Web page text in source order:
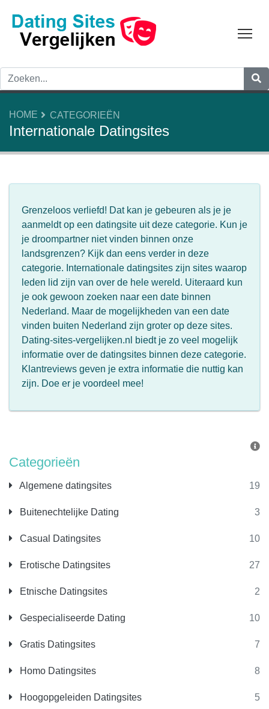
HOME CATEGORIEËN
Internationale Datingsites
Categorieën
Algemene datingsites 19
Buitenechtelijke Dating 3
Casual Datingsites 10
Erotische Datingsites 27
Etnische Datingsites 2
Gespecialiseerde Dating 10
Gratis Datingsites 7
Homo Datingsites 8
Hoogopgeleiden Datingsites 5
Grenzeloos verliefd! Dat kan je gebeuren als je je
aanmeldt op een datingsite uit deze categorie. Kun je
je droompartner niet vinden binnen onze
landsgrenzen? Kijk dan eens verder in deze
categorie. Internationale datingsites zijn sites waarop
leden lid zijn van over de hele wereld. Uiteraard kun
je ook gewoon zoeken naar een date binnen
Nederland. Maar de mogelijkheden van een date
vinden buiten Nederland zijn groter op deze sites.
Dating-sites-vergelijken.nl biedt je zo veel mogelijk
informatie over de datingsites binnen deze categorie.
Klantreviews geven je extra informatie die nuttig kan
zijn. Doe er je voordeel mee!